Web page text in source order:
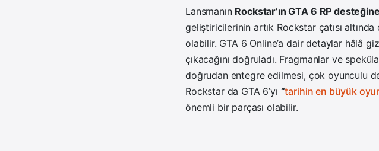
Lansmanın Rockstar’ın GTA 6 RP desteğine
geliştiricilerinin artık Rockstar çatısı
olabilir. GTA 6 Online’a dair detaylar hâlâ
çıkacağını doğruladı. Fragmanlar ve
doğrudan entegre edilmesi, çok oyunculu
Rockstar da GTA 6’yı “tarihin en büyük
önemli bir parçası olabilir.